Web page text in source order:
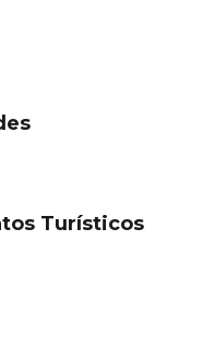
Turísticos